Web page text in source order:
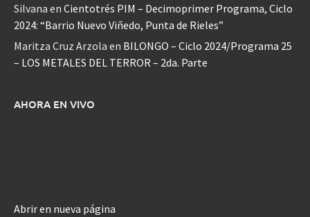
Silvana en Cientotrés PIM – Decimoprimer Programa, Ciclo
2024: “Barrio Nuevo Viñedo, Punta de Rieles”
Maritza Cruz Arzola en BILONGO – Ciclo 2024/Programa 25
– LOS METALES DEL TERROR – 2da. Parte
AHORA EN VIVO
Abrir en nueva página